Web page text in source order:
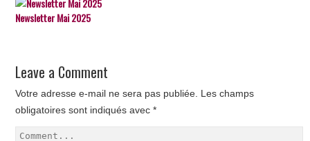
Newsletter Mai 2025
Leave a Comment
Votre adresse e-mail ne sera pas publiée. Les champs
obligatoires sont indiqués avec*